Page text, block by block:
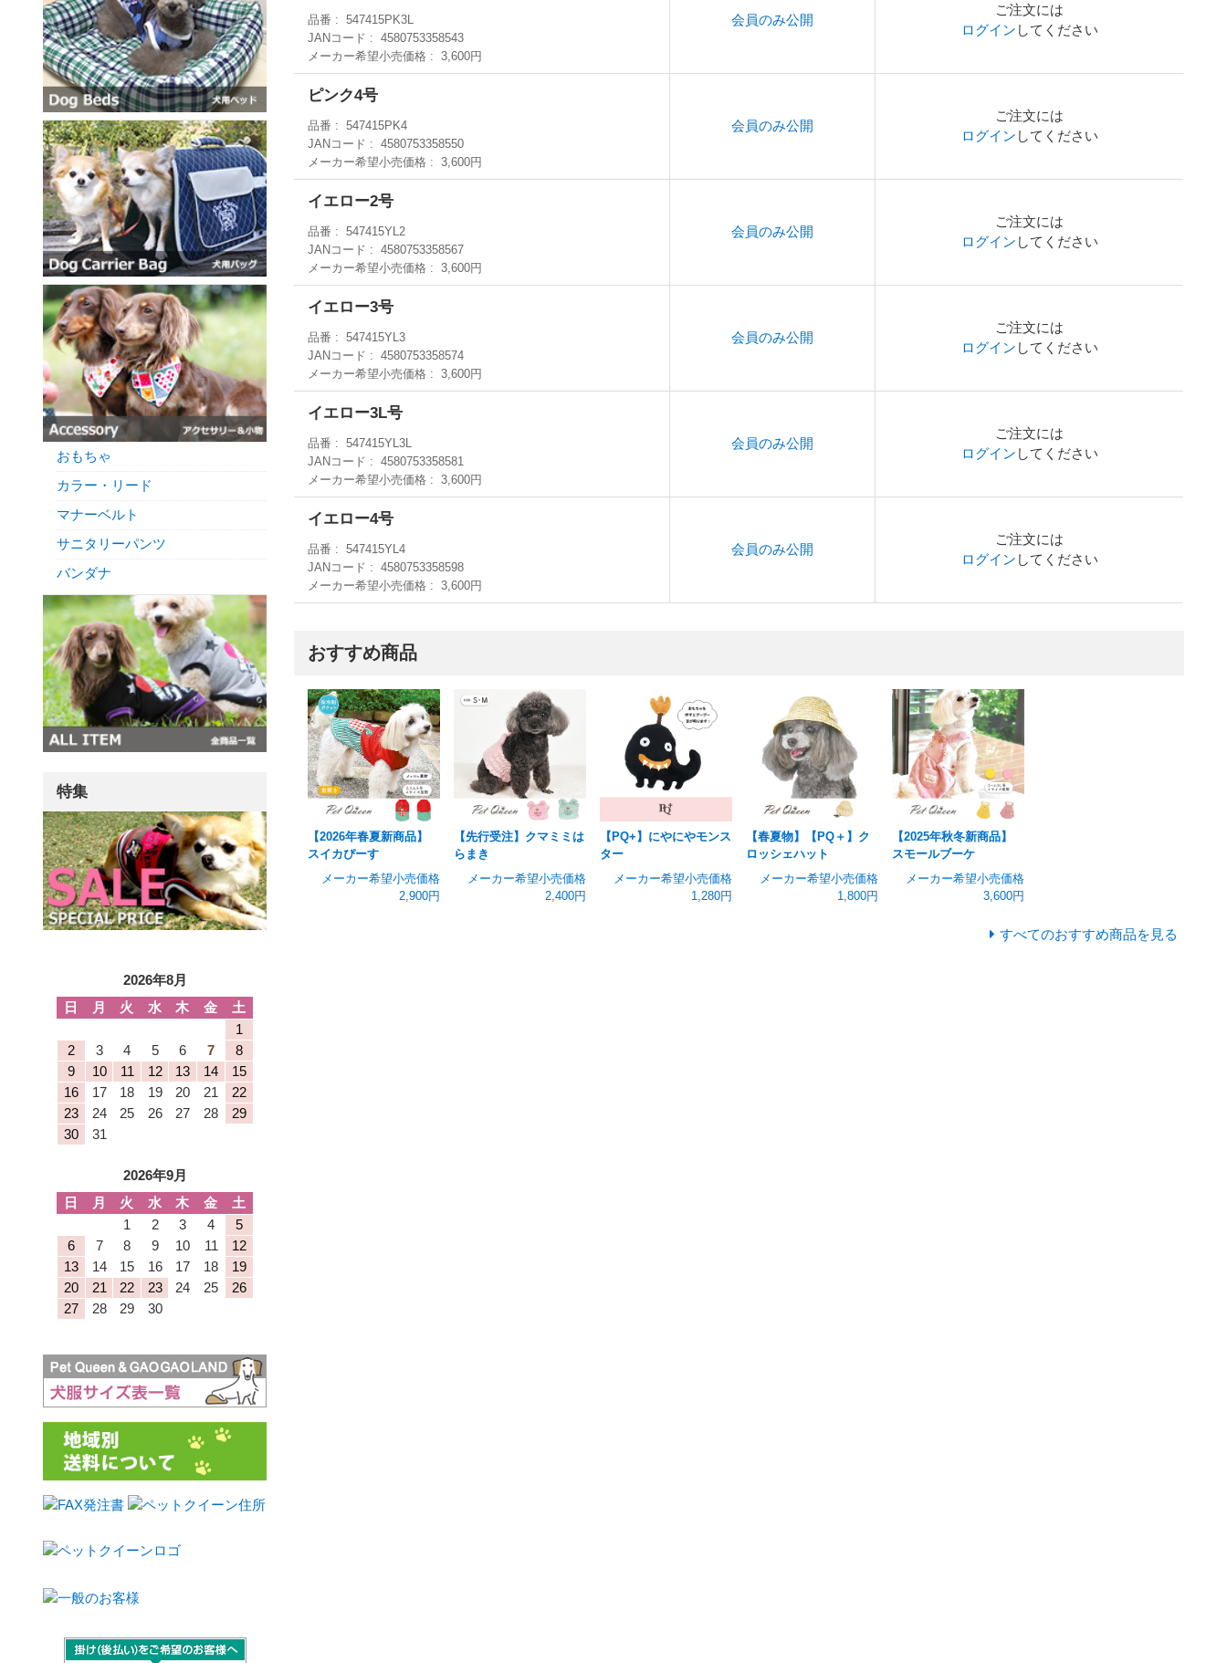
品番
547415PK3L
JANコード
4580753358543
メーカー希望小売価格
3,600円
会員のみ公開
ご注文には
ログイン してください
ピンク4号
品番
547415PK4
JANコード
4580753358550
メーカー希望小売価格
3,600円
会員のみ公開
ご注文には
ログイン してください
イエロー2号
品番
547415YL2
JANコード
4580753358567
メーカー希望小売価格
3,600円
会員のみ公開
ご注文には
ログイン してください
イエロー3号
品番
547415YL3
JANコード
4580753358574
メーカー希望小売価格
3,600円
会員のみ公開
ご注文には
ログイン してください
イエロー3L号
品番
547415YL3L
JANコード
4580753358581
メーカー希望小売価格
3,600円
会員のみ公開
ご注文には
ログイン してください
イエロー4号
品番
547415YL4
JANコード
4580753358598
メーカー希望小売価格
3,600円
会員のみ公開
ご注文には
ログイン してください
おすすめ商品
【2026年春夏新商品】
スイカぴーす
メーカー希望小売価格
2,900円
【先行受注】クマミミは
らまき
メーカー希望小売価格
2,400円
【PQ+】にやにやモンス
ター
メーカー希望小売価格
1,280円
【春夏物】【PQ＋】ク
ロッシェハット
メーカー希望小売価格
1,800円
【2025年秋冬新商品】
スモールブーケ
メーカー希望小売価格
3,600円
すべてのおすすめ商品を見る
おもちゃ
カラー・リード
マナーベルト
サニタリーパンツ
バンダナ
特集
2026年8月
日
月 火 水 木 金
土
1
2
3 4 5 6 7
8
9
10 11 12 13 14
15
16
17 18 19 20 21
22
23
24 25 26 27 28
29
30
31
2026年9月
日
月 火 水 木 金
土
1
2 3 4
5
6
7 8 9 10 11
12
13
14 15 16 17 18
19
20
21 22 23 24 25
26
27
28 29 30